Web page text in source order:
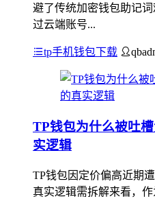
避了传统加密钱包助记
过云端账号...
tp手机钱包下载
TP钱包为什么被吐
实逻辑
TP钱包因定价偏高近期
真实逻辑需拆解来看，